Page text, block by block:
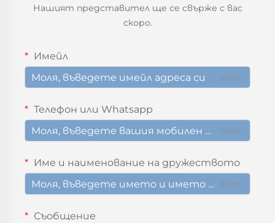
Нашият представител ще се свърже с вас
скоро.
Имейл
0/100
Телефон или Whatsapp
0/100
Име и наименование на дружеството
0/100
Съобщение